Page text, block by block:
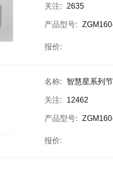
关注: 2635
产品型号:
报价:
名称: 智慧星系列
关注: 12462
产品型号: ZGM160-
报价: